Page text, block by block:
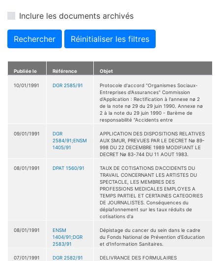
Inclure les documents archivés
Rechercher Réinitialiser les filtres
Publiée le Référence Objet
10/01/1991 DGR 2585/91
Protocole d'accord "Organismes Sociaux-
Entreprises d'Assurances" Commission
d'Application : Rectification à l'annexe nø 2
de la note nø 29 du 29 juin 1990. Annexe nø
2 à la note du 29 juin 1990 - Barème de
responsabilité "Accidents entre
09/01/1991
DGR
2584/91;ENSM
1405/91
APPLICATION DES DISPOSITIONS RELATIVES
AUX SMUR, PREVUES PAR LE DECRET Nø 89-
998 DU 22 DECEMBRE 1989 MODIFIANT LE
DECRET Nø 83-744 DU 11 AOUT 1983.
08/01/1991 DPAT 1560/91
TAUX DE COTISATIONS D'ACCIDENTS DU
TRAVAIL CONCERNANT LES ARTISTES DU
SPECTACLE, LES MEMBRES DES
PROFESSIONS MEDICALES EMPLOYES A
TEMPS PARTIEL ET CERTAINES CATEGORIES
DE JOURNALISTES. Conséquences du
déplafonnement sur les taux réduits de
cotisations d'a
08/01/1991
ENSM
1404/91;DGR
2583/91
Dépistage du cancer du sein dans le cadre
du Fonds National de Prévention d'Education
et d'Information Sanitaires.
07/01/1991 DGR 2582/91
DELIVRANCE DES FORMULAIRES